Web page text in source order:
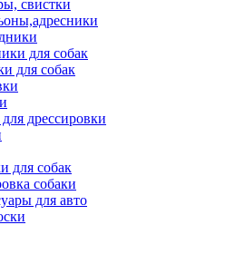
свистки
для собак
для собак
дрессировки
для собак
собаки
для авто